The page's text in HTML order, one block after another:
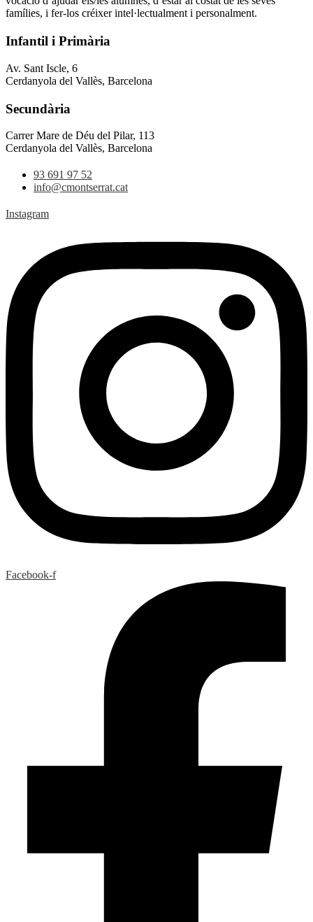
famílies, i fer-los créixer intel·lectualment i personalment.
Infantil i Primària
Av. Sant Iscle, 6
Cerdanyola del Vallès, Barcelona
Secundària
Carrer Mare de Déu del Pilar, 113
Cerdanyola del Vallès, Barcelona
93 691 97 52
info@cmontserrat.cat
Instagram
Facebook-f